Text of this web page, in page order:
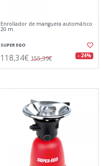
Enrollador de manguera automático
20 m
SUPER EGO
118,34€ 155,39€ - 24%